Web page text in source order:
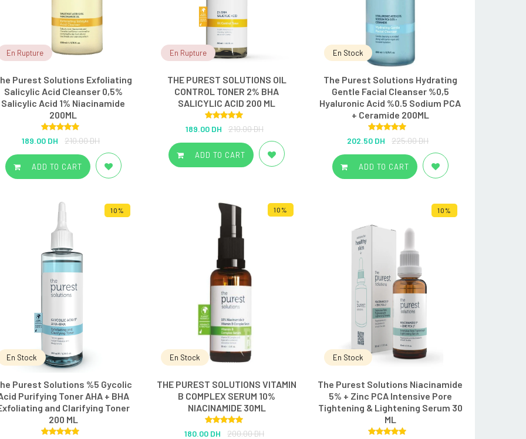
En Rupture
Purest Solutions Exfoliating
Salicylic Acid Cleanser 0,5%
Salicylic Acid 1% Niacinamide
200ML
Rated5.00
out of 5
189.00 DH 210.00 DH
ADD TO CART
En Rupture
THE PUREST SOLUTIONS OIL
CONTROL TONER 2% BHA
SALICYLIC ACID 200 ML
Rated5.00
out of 5
189.00 DH 210.00 DH
ADD TO CART
En Stock
The Purest Solutions Hydrating
Gentle Facial Cleanser %0,5
Hyaluronic Acid %0.5 Sodium PCA
+ Ceramide 200ML
Rated5.00
out of 5
202.50 DH 225.00 DH
ADD TO CART
10%
En Stock
Purest Solutions %5 Gycolic
Purifying Toner AHA + BHA
and Clarifying Toner
200 ML
10%
En Stock
THE PUREST SOLUTIONS VITAMIN
B COMPLEX SERUM 10%
NIACINAMIDE 30ML
Rated5.00
180.00 DH 200.00 DH
10%
En Stock
The Purest Solutions Niacinamide
5% + Zinc PCA Intensive Pore
Tightening & Lightening Serum 30
ML